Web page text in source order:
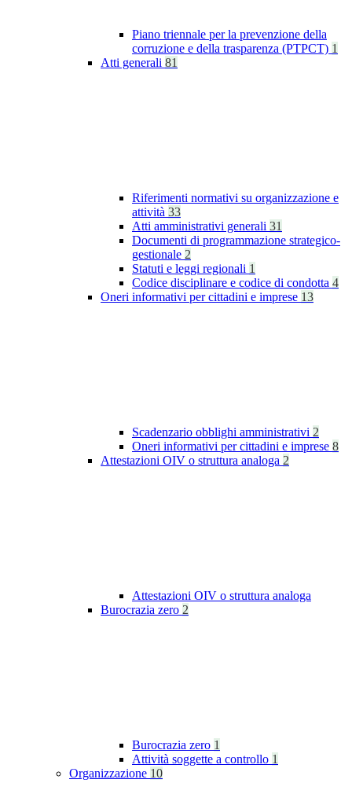
Piano triennale per la prevenzione della
corruzione e della trasparenza (PTPCT) 1
Atti generali 81
Riferimenti normativi su organizzazione e
attività 33
Atti amministrativi generali 31
Documenti di programmazione strategico-
gestionale 2
Statuti e leggi regionali 1
Codice disciplinare e codice di condotta 4
Oneri informativi per cittadini e imprese 13
Scadenzario obblighi amministrativi 2
Oneri informativi per cittadini e imprese 8
Attestazioni OIV o struttura analoga 2
Attestazioni OIV o struttura analoga
Burocrazia zero 2
Burocrazia zero 1
Attività soggette a controllo 1
Organizzazione 10